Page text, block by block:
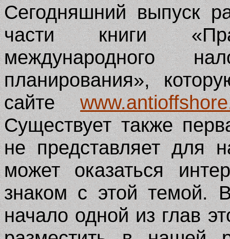
Сегодняшний выпуск
части книги
международного
планирования»,
сайте
Существует также
не представляет для
может оказаться
знаком с этой темой.
начало одной из глав